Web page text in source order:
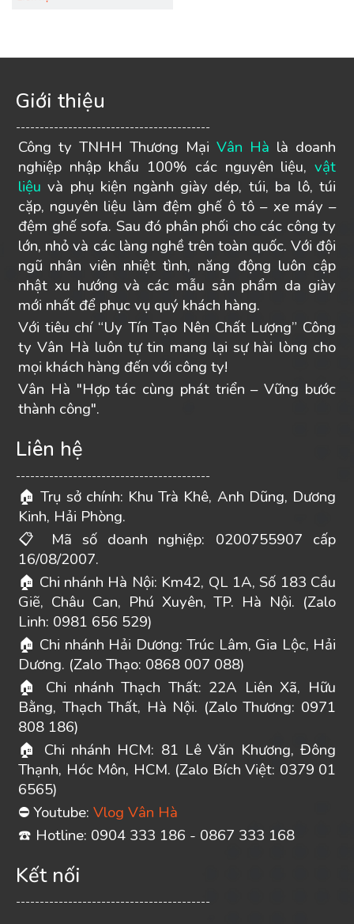
Giới thiệu
-----------------------------------------
Công ty TNHH Thương Mại Vân Hà là doanh
nghiệp nhập khẩu 100% các nguyên liệu, vật
liệu và phụ kiện ngành giày dép, túi, ba lô, túi
cặp, nguyên liệu làm đệm ghế ô tô – xe máy –
đệm ghế sofa. Sau đó phân phối cho các công ty
lớn, nhỏ và các làng nghề trên toàn quốc. Với đội
ngũ nhân viên nhiệt tình, năng động luôn cập
nhật xu hướng và các mẫu sản phẩm da giày
mới nhất để phục vụ quý khách hàng.
Với tiêu chí “Uy Tín Tạo Nên Chất Lượng” Công
ty Vân Hà luôn tự tin mang lại sự hài lòng cho
mọi khách hàng đến với công ty!
Vân Hà "Hợp tác cùng phát triển – Vững bước
thành công".
Liên hệ
-----------------------------------------
🏠 Trụ sở chính: Khu Trà Khê, Anh Dũng, Dương
Kinh, Hải Phòng.
📋
Mã số doanh nghiệp: 0200755907 cấp
16/08/2007.
🏠 Chi nhánh Hà Nội: Km42, QL 1A, Số 183 Cầu
Giẽ, Châu Can, Phú Xuyên, TP. Hà Nội. (Zalo
Linh: 0981 656 529)
🏠 Chi nhánh Hải Dương: Trúc Lâm, Gia Lộc, Hải
Dương. (Zalo Thạo: 0868 007 088)
🏠 Chi nhánh Thạch Thất: 22A Liên Xã, Hữu
Bằng, Thạch Thất, Hà Nội. (Zalo Thương: 0971
808 186)
🏠
Chi nhánh HCM: 81 Lê Văn Khương, Đông
Thạnh, Hóc Môn, HCM. (Zalo Bích Việt: 0379 01
6565)
⛔ Youtube: Vlog Vân Hà
☎ ️ Hotline: 0904 333 186 - 0867 333 168
Kết nối
-----------------------------------------